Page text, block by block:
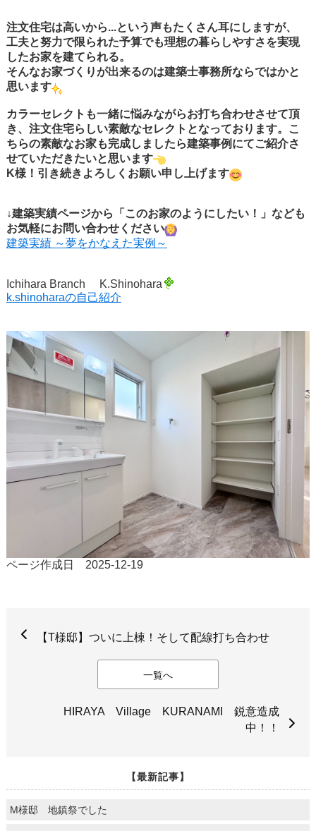
注文住宅は高いから...という声もたくさん耳にしますが、
工夫と努力で限られた予算でも理想の暮らしやすさを実現
したお家を建てられる。
そんなお家づくりが出来るのは建築士事務所ならではかと
思います
カラーセレクトも一緒に悩みながらお打ち合わせさせて頂
き、注文住宅らしい素敵なセレクトとなっております。こ
ちらの素敵なお家も完成しましたら建築事例にてご紹介さ
せていただきたいと思います
K様！引き続きよろしくお願い申し上げます
↓建築実績ページから「このお家のようにしたい！」なども
お気軽にお問い合わせください
建築実績 ～夢をかなえた実例～
Ichihara Branch K.Shinohara
k.shinoharaの自己紹介
ページ作成日 2025-12-19
【T様邸】ついに上棟！そして配線打ち合わせ
一覧へ
HIRAYA Village KURANAMI 鋭意造成
中！！
【最新記事】
M様邸 地鎮祭でした